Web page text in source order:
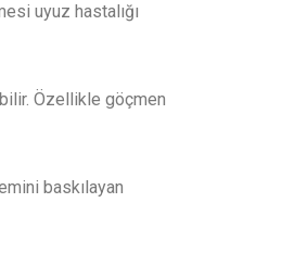
uyuz hastalığı
Özellikle göçmen
baskılayan